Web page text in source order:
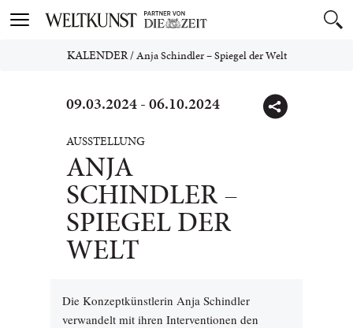
Toggle
KALENDER/Anja Schindler – Spiegel der Welt
09.03.2024 - 06.10.2024
AUSSTELLUNG
ANJA
SCHINDLER –
SPIEGEL DER
WELT
Die Konzeptkünstlerin Anja Schindler
verwandelt mit ihren Interventionen den